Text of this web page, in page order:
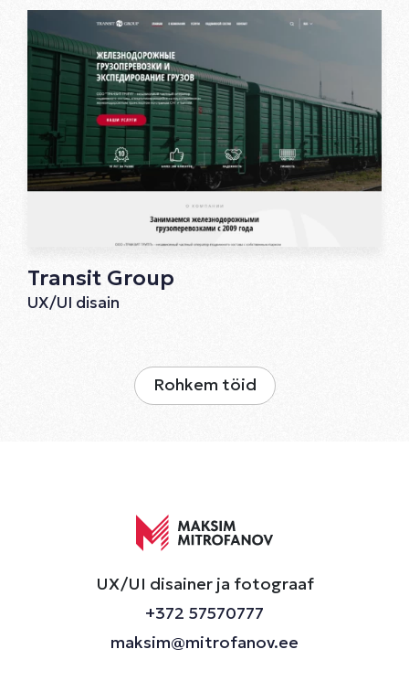
Transit Group
UX/UI disain
Rohkem töid
UX/UI disainer ja fotograaf
+372 57570777
maksim@mitrofanov.ee